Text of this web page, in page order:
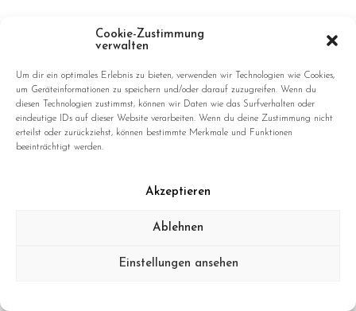
Cookie-Zustimmung
verwalten
Um dir ein optimales Erlebnis zu bieten, verwenden wir Technologien wie Cookies,
um Geräteinformationen zu speichern und/oder darauf zuzugreifen. Wenn du
diesen Technologien zustimmst, können wir Daten wie das Surfverhalten oder
eindeutige IDs auf dieser Website verarbeiten. Wenn du deine Zustimmung nicht
erteilst oder zurückziehst, können bestimmte Merkmale und Funktionen
beeinträchtigt werden.
Akzeptieren
Ablehnen
Einstellungen ansehen
From The Edge Of The Earth | Serie Structure No. 94